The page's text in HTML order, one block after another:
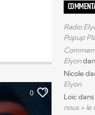
0
Radio
Popup
Elyon
Nicole
Elyon
Loïcdans
nous »